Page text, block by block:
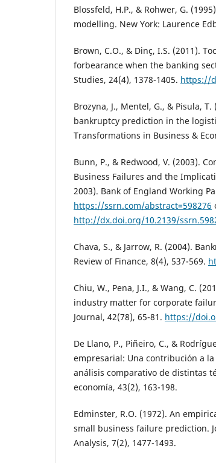
Blossfeld, H.P., & Rohwer, G.
modelling. New York: Laurence
Brown, C.O., & Dinç, I.S. (2011).
forbearance when the banking
Studies, 24(4), 1378-1405. https://
Brozyna, J., Mentel, G., & Pisula,
bankruptcy prediction in the
Transformations in Business &
Bunn, P., & Redwood, V. (2003).
Business Failures and the
2003). Bank of England Working
https://ssrn.com/abstract=598276
http://dx.doi.org/10.2139/
Chava, S., & Jarrow, R. (2004).
Review of Finance, 8(4), 537-569.
Chiu, W., Pena, J.I., & Wang, C.
industry matter for corporate
Journal, 42(78), 65-81. https://
De Llano, P., Piñeiro, C., &
empresarial: Una contribución a
análisis comparativo de distintas
economía, 43(2), 163-198.
Edminster, R.O. (1972). An
small business failure prediction.
Analysis, 7(2), 1477-1493.